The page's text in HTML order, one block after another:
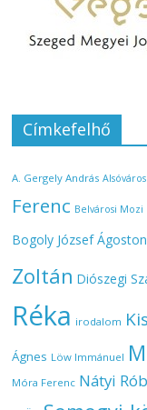
Címkefelhő
A. Gergely András Alsóváros
Ferenc Belvárosi Mozi
Bogoly József Ágoston
Zoltán Diószegi
Réka irodalom
Ágnes Löw Immánuel
Móra Ferenc Nátyi